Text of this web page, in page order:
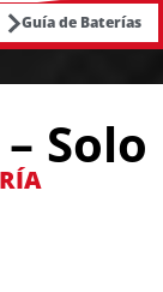
Guía de Baterías
Solo